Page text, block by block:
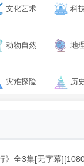
文化艺术 科
动物自然 地
灾难探险 历
》全3集[无字幕